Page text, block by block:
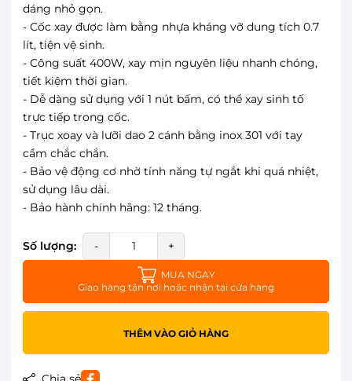
dáng nhỏ gọn.
- Cốc xay được làm bằng nhựa kháng vỡ dung tích 0.7
lít, tiện vệ sinh.
- Công suất 400W, xay mịn nguyên liệu nhanh chóng,
tiết kiệm thời gian.
- Dễ dàng sử dụng với 1 nút bấm, có thể xay sinh tố
trực tiếp trong cốc.
- Trục xoay và lưỡi dao 2 cánh bằng inox 301 với tay
cầm chắc chắn.
- Bảo vệ động cơ nhờ tính năng tự ngắt khi quá nhiệt,
sử dụng lâu dài.
- Bảo hành chính hãng: 12 tháng.
Số lượng: - +
MUA NGAY
Giao hàng tận nơi hoặc nhận tại cửa hàng
THÊM VÀO GIỎ HÀNG